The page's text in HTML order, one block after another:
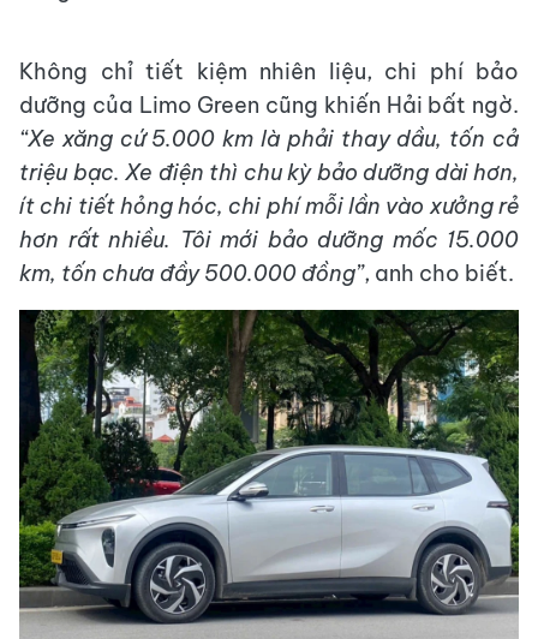
Không chỉ tiết kiệm nhiên liệu, chi phí bảo
dưỡng của Limo Green cũng khiến Hải bất ngờ.
“Xe xăng cứ 5.000 km là phải thay dầu, tốn cả
triệu bạc. Xe điện thì chu kỳ bảo dưỡng dài hơn,
ít chi tiết hỏng hóc, chi phí mỗi lần vào xưởng rẻ
hơn rất nhiều. Tôi mới bảo dưỡng mốc 15.000
km, tốn chưa đầy 500.000 đồng”, anh cho biết.